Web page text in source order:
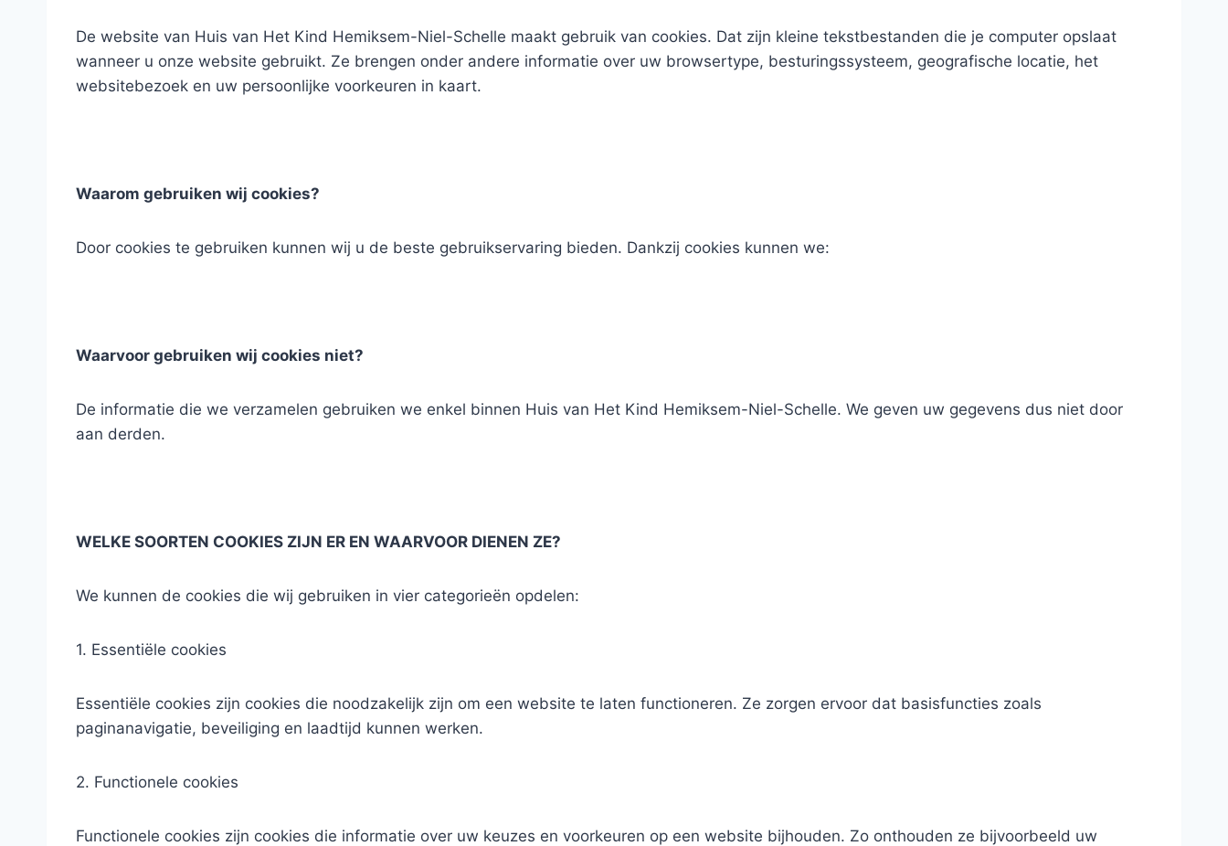
De website van Huis van Het Kind Hemiksem-Niel-Schelle maakt gebruik van cookies. Dat zijn kleine tekstbestanden die je computer opslaat
wanneer u onze website gebruikt. Ze brengen onder andere informatie over uw browsertype, besturingssysteem, geografische locatie, het
websitebezoek en uw persoonlijke voorkeuren in kaart.
Waarom gebruiken wij cookies?
Door cookies te gebruiken kunnen wij u de beste gebruikservaring bieden. Dankzij cookies kunnen we:
Waarvoor gebruiken wij cookies niet?
De informatie die we verzamelen gebruiken we enkel binnen Huis van Het Kind Hemiksem-Niel-Schelle. We geven uw gegevens dus niet door
aan derden.
WELKE SOORTEN COOKIES ZIJN ER EN WAARVOOR DIENEN ZE?
We kunnen de cookies die wij gebruiken in vier categorieën opdelen:
1. Essentiële cookies
Essentiële cookies zijn cookies die noodzakelijk zijn om een website te laten functioneren. Ze zorgen ervoor dat basisfuncties zoals
paginanavigatie, beveiliging en laadtijd kunnen werken.
2. Functionele cookies
Functionele cookies zijn cookies die informatie over uw keuzes en voorkeuren op een website bijhouden. Zo onthouden ze bijvoorbeeld uw